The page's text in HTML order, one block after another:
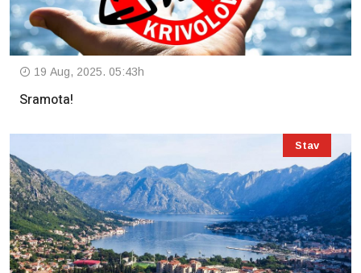
19 Aug, 2025. 05:43h
Sramota!
Stav